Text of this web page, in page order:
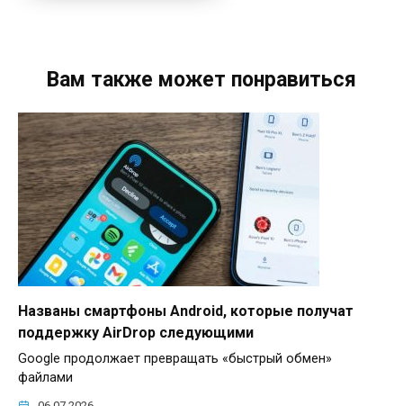
Вам также может понравиться
Названы смартфоны Android, которые получат
поддержку AirDrop следующими
Google продолжает превращать «быстрый обмен»
файлами